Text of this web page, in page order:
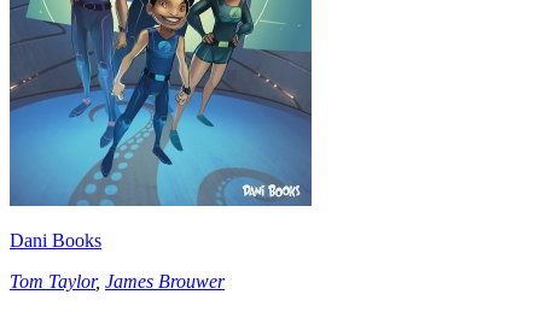
Dani Books
Tom Taylor, James Brouwer